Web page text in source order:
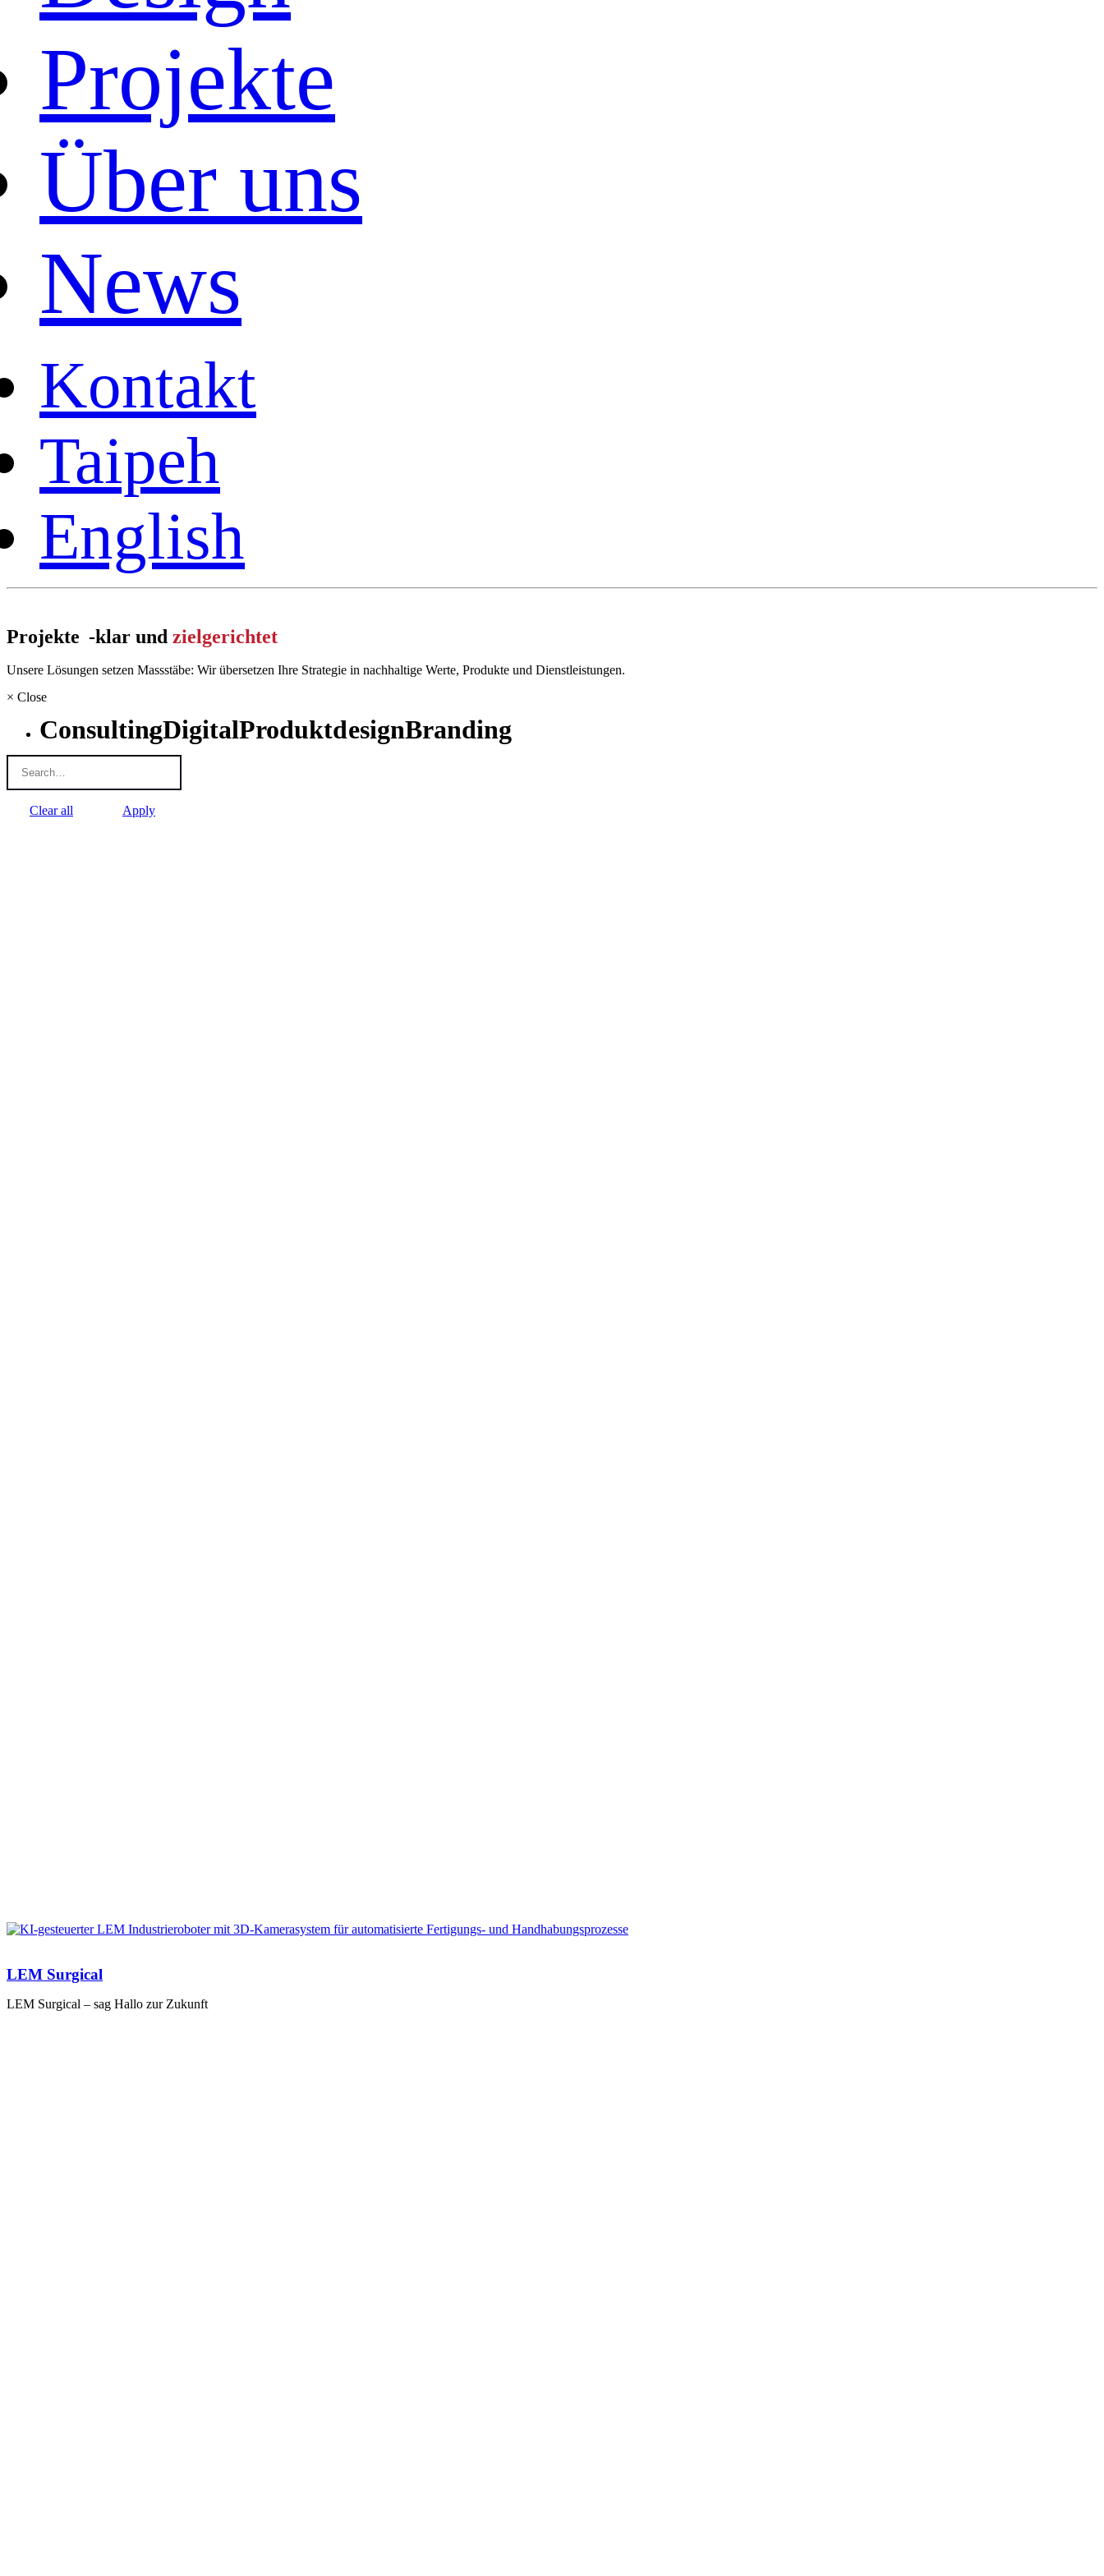
Projekte
Über uns
News
Kontakt
Taipeh
English
Projekte -klar und zielgerichtet
Unsere Lösungen setzen Massstäbe: Wir übersetzen Ihre Strategie in nachhaltige Werte, Produkte und Dienstleistungen.
× Close
Branding
ConsultingDigitalProduktdesign
Clear all Apply
LEM Surgical
LEM Surgical – sag Hallo zur Zukunft